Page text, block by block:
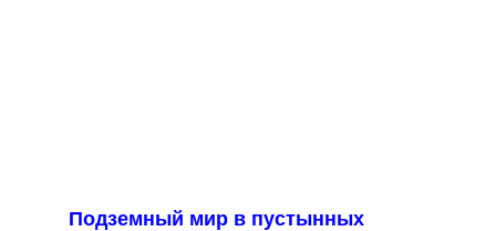
Подземный мир в пустынных